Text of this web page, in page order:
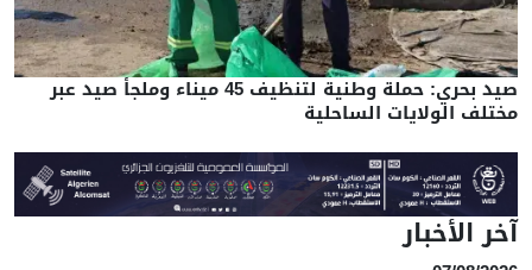
صيد بحري: حملة وطنية لتنظيف 45 ميناء وملجأ صيد عبر
مختلف الولايات الساحلية
آخر الأخبار